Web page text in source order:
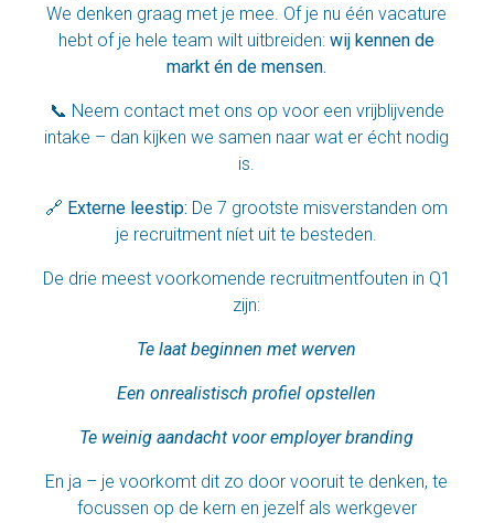
We denken graag met je mee. Of je nu één vacature
hebt of je hele team wilt uitbreiden:wij kennen de
markt én de mensen.
📞 Neem contact met ons op voor een vrijblijvende
intake – dan kijken we samen naar wat er écht nodig
is.
🔗 Externe leestip: De 7 grootste misverstanden om
je recruitment níet uit te besteden.
De drie meest voorkomende recruitmentfouten in Q1
zijn:
Te laat beginnen met werven
Een onrealistisch profiel opstellen
Te weinig aandacht voor employer branding
En ja – je voorkomt dit zo door vooruit te denken, te
focussen op de kern en jezelf als werkgever